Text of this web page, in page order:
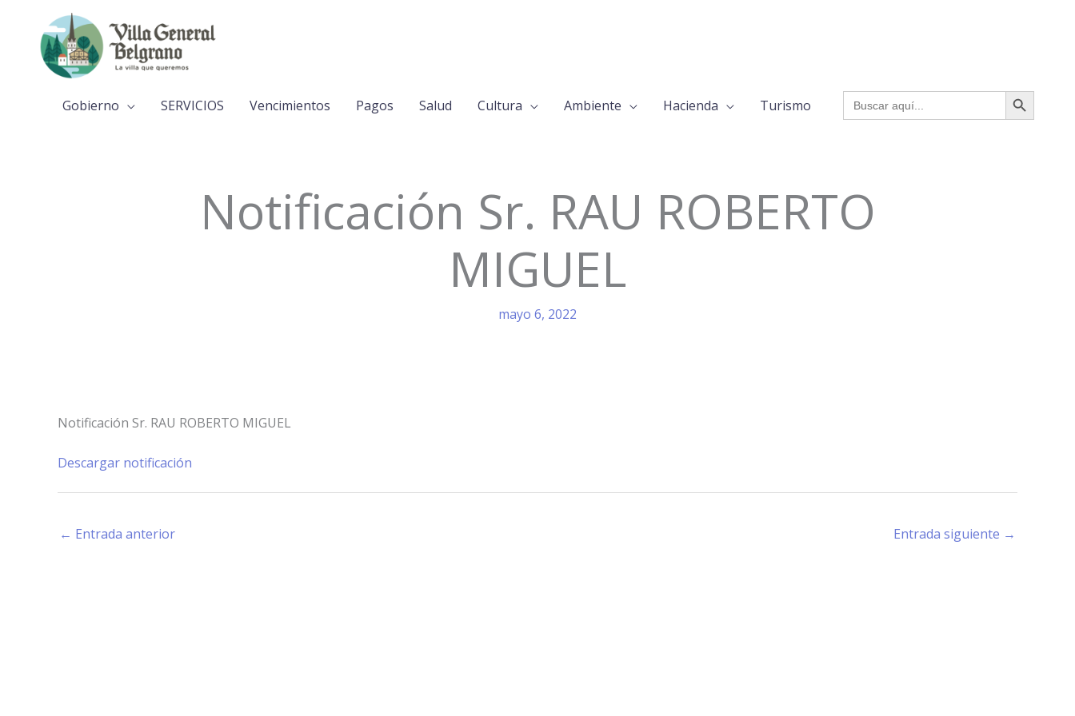
contenido
Gobierno SERVICIOS Vencimientos Pagos Salud Cultura Ambiente Hacienda Turismo Buscar: BOTÓN DE BÚSQUEDA
Notificación Sr. RAU ROBERTO
MIGUEL
mayo 6, 2022
Notificación Sr. RAU ROBERTO MIGUEL
Descargar notificación
← Entrada anterior Entrada siguiente →